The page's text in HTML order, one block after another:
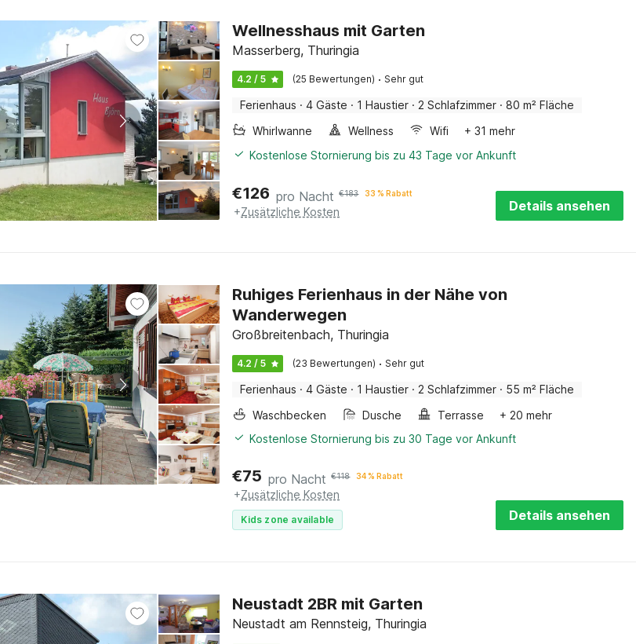
Wellnesshaus mit Garten
Masserberg, Thuringia
4.2 / 5 (25 Bewertungen) · Sehr gut
Ferienhaus · 4 Gäste · 1 Haustier · 2 Schlafzimmer · 80 m² Fläche
Whirlwanne
Wellness Wifi
+ 31 mehr
Kostenlose Stornierung bis zu 43 Tage vor Ankunft
€126 pro Nacht €183 33 % Rabatt
+Zusätzliche Kosten Details ansehen
Ruhiges Ferienhaus in der Nähe von
Wanderwegen
Großbreitenbach, Thuringia
4.2 / 5 (23 Bewertungen) · Sehr gut
Ferienhaus · 4 Gäste · 1 Haustier · 2 Schlafzimmer · 55 m² Fläche
Waschbecken
Dusche Terrasse
+ 20 mehr
Kostenlose Stornierung bis zu 30 Tage vor Ankunft
€75 pro Nacht €118 34 % Rabatt
+Zusätzliche Kosten
Kids zone available Details ansehen
Neustadt 2BR mit Garten
Neustadt am Rennsteig, Thuringia